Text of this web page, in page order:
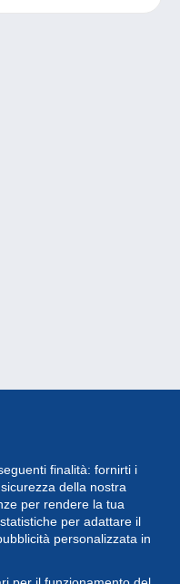
finalità: fornirti i
della nostra
per rendere la tua
per adattare il
personalizzata in